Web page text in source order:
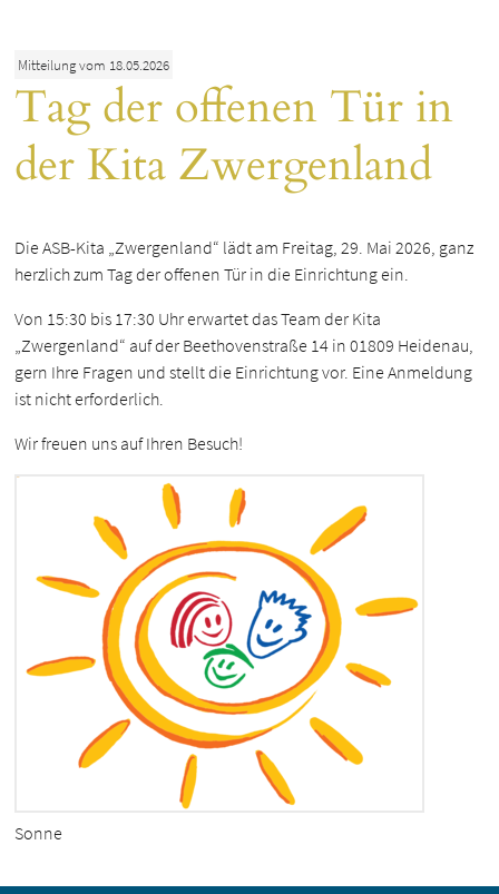
Mitteilung vom 18.05.2026
Tag der offenen Tür in
der Kita Zwergenland
Die ASB-Kita „Zwergenland“ lädt am Freitag, 29. Mai 2026, ganz
herzlich zum Tag der offenen Tür in die Einrichtung ein.
Von 15:30 bis 17:30 Uhr erwartet das Team der Kita
„Zwergenland“ auf der Beethovenstraße 14 in 01809 Heidenau,
gern Ihre Fragen und stellt die Einrichtung vor. Eine Anmeldung
ist nicht erforderlich.
Wir freuen uns auf Ihren Besuch!
Sonne